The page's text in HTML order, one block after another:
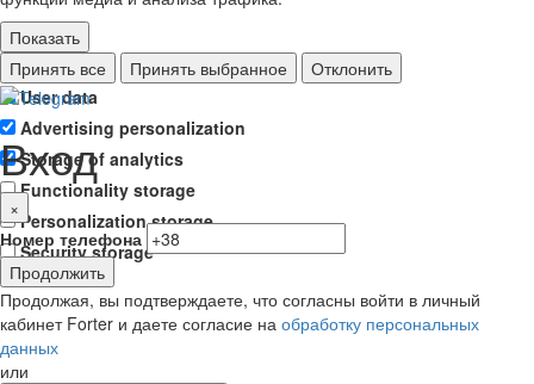
Показать
Ad storage
User data
Advertising personalization
Storage of analytics
Functionality storage
Personalization storage
Security storage
Принять все Принять выбранное Отклонить
Вход
×
Номер телефона
Продолжить
Продолжая, вы подтверждаете, что согласны войти в личный
кабинет Forter и даете согласие на обработку персональных
данных
или